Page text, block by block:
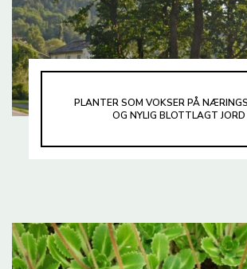
PLANTER SOM VOKSER PÅ
OG NYLIG BLOTTLAGT JORD